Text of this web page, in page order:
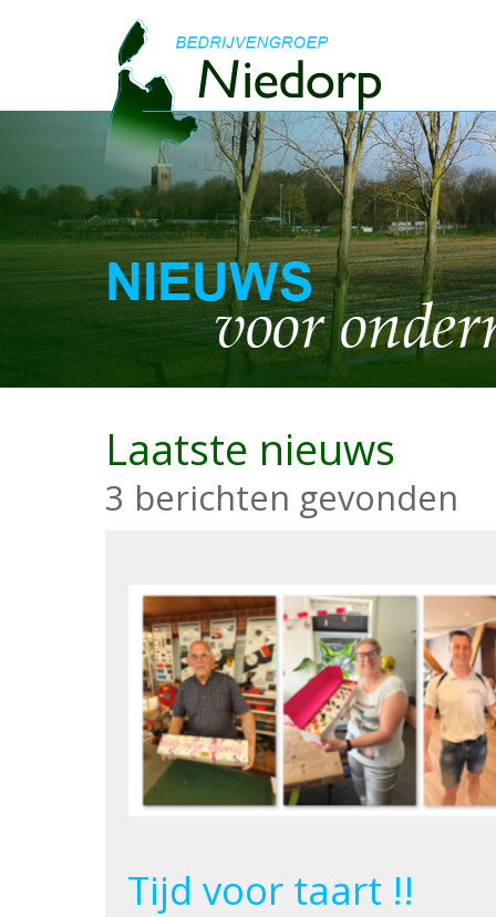
Laatste nieuws
3 berichten gevonden
Tijd voor taart !!